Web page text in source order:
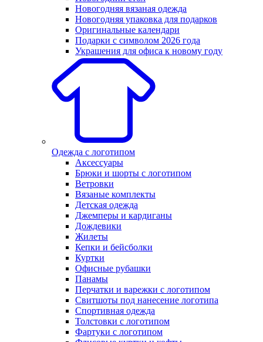
Новогодняя вязаная одежда
Новогодняя упаковка для подарков
Оригинальные календари
Подарки с символом 2026 года
Украшения для офиса к новому году
Одежда с логотипом
Аксессуары
Брюки и шорты с логотипом
Ветровки
Вязаные комплекты
Детская одежда
Джемперы и кардиганы
Дождевики
Жилеты
Кепки и бейсболки
Куртки
Офисные рубашки
Панамы
Перчатки и варежки с логотипом
Свитшоты под нанесение логотипа
Спортивная одежда
Толстовки с логотипом
Фартуки с логотипом